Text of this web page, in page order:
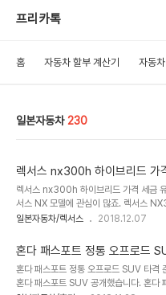
프리카톡
홈 자동차 할부 계산기 자동
일본자동차 230
렉서스 nx300h 하이브리드 가
렉서스 nx300h 하이브리드 가격 세금
서스 NX 모델에 관심이 많죠. 렉서스
확인하면서 궁금한 점 준비했습니다. 토요
세계적으로 작은 SUV 인기에 만들어졌고
진 및 실내 디자인을 차별화 통해서 고객
던 차량이라 현재도 인기가 높은 차량입니
기 판매 차량은 ES 세단이라면 NX에서
일본자동차/렉서스 2018.12.07
혼다 패스포트 정통 오프로드
혼다 패스포트 정통 오프로드 SUV 타격
혼다 패스포트 SUV 공개했습니다. 혼다